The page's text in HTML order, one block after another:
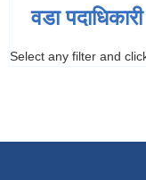
वडा पदाधिकारी
Select any filter and